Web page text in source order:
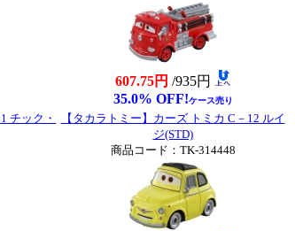
607.75円 /935円
35.0% OFF!ケース売り
チック・
【タカラトミー】カーズ トミカ C－12 ルイ
ジ(STD)
商品コード：TK-314448